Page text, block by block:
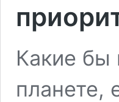
Какие бы
планете,